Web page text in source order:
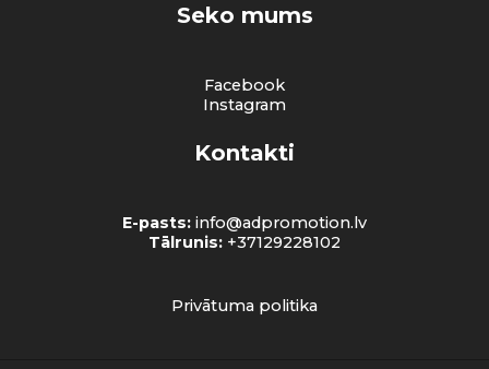
Seko mums
Facebook
Instagram
Kontakti
E-pasts: info@adpromotion.lv
Tālrunis: +37129228102
Privātuma politika